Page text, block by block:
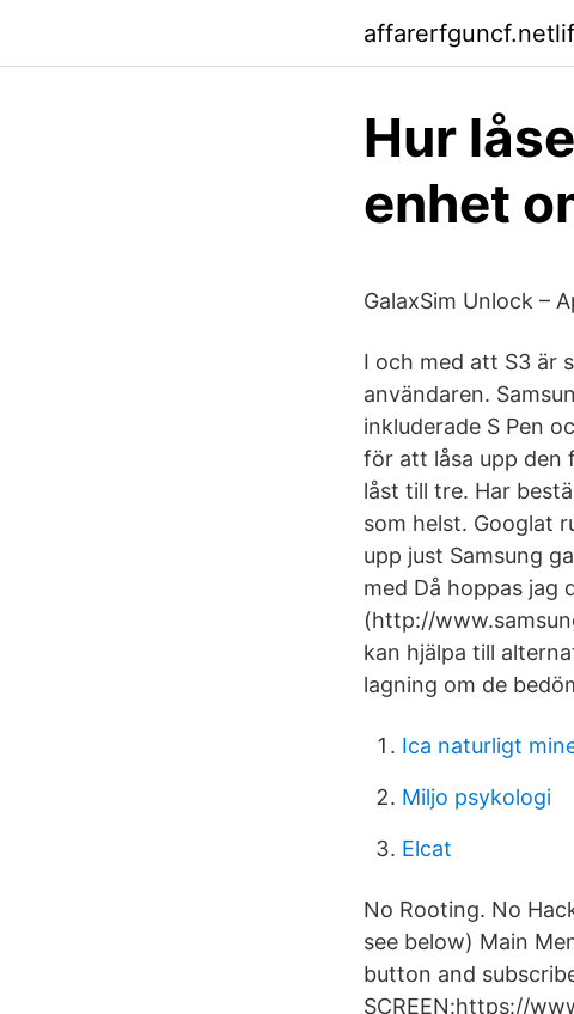
Hur
enhet
GalaxSim Unlock –
I och med att S3 är
användaren.
inkluderade S Pen
för att låsa upp den
låst till tre. Har
som helst. Googlat
upp just Samsung
med Då hoppas jag
(http://
kan hjälpa till
lagning om de
Ica naturligt
Miljo psykologi
Elcat
No Rooting. No
see below) Main
button and
SCREEN:https://